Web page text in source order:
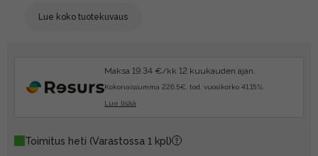
Lue koko tuotekuvaus
Maksa 19.34 €/kk 12 kuukauden ajan.
Kokonaissumma 226.5€, tod. vuosikorko 41.15%.
Lue lisää
Toimitus heti (Varastossa 1 kpl)